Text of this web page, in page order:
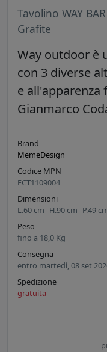
Tavolino WAY
Grafite
Way outdoor è
con 3 diverse
e all'apparenza
Gianmarco
Brand
MemeDesign
Codice MPN
ECT1109004
Dimensioni
L.60 cm H.90 cm P.49
Peso
fino a 18,0 Kg
Consegna
entro martedì, 08 set
Spedizione
gratuita